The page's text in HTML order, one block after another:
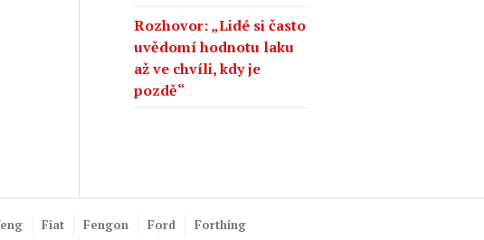
Rozhovor: „Lidé si často
uvědomí hodnotu laku
až ve chvíli, kdy je
pozdě“
Fiat Fengon Ford
Forthing